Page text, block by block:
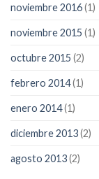
noviembre 2016(1)
noviembre 2015 (1)
octubre 2015 (2)
febrero 2014(1)
enero 2014(1)
diciembre 2013(2)
agosto 2013(2)